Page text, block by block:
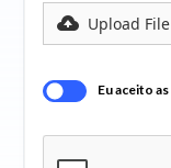
Upload File
Eu aceito as